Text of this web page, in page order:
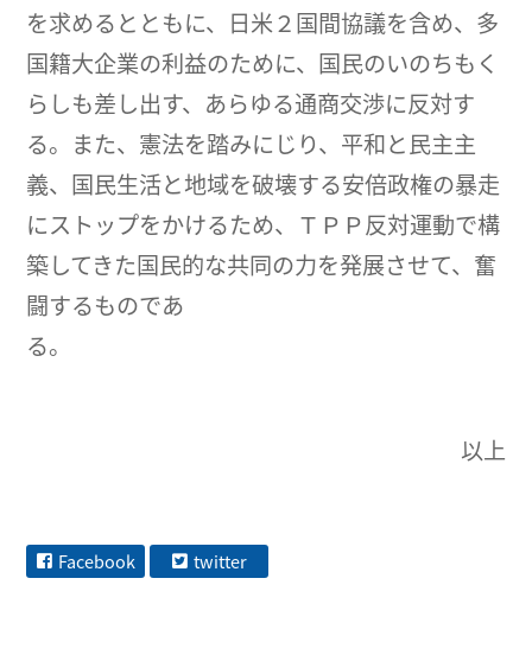
を求めるとともに、日米２国間協議を含め、多
国籍大企業の利益のために、国民のいのちもく
らしも差し出す、あらゆる通商交渉に反対す
る。また、憲法を踏みにじり、平和と民主主
義、国民生活と地域を破壊する安倍政権の暴走
にストップをかけるため、ＴＰＰ反対運動で構
築してきた国民的な共同の力を発展させて、奮
闘するものであ
る
以上
Facebook twitter